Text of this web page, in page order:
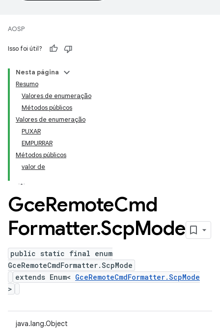
AOSP
Isso foi útil?
Nesta página
Resumo
Valores de enumeração
Métodos públicos
Valores de enumeração
PUXAR
EMPURRAR
Métodos públicos
valor de
GceRemoteCmd
Formatter.ScpMode
public static final enum
GceRemoteCmdFormatter.ScpMode
extends Enum< GceRemoteCmdFormatter.ScpMode
>
java.lang.Object